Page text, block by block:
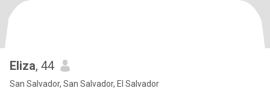
Eliza, 44
San Salvador, San Salvador, El Salvador